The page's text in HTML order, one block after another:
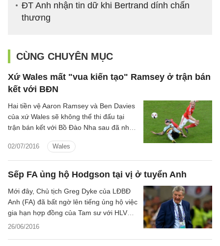
ĐT Anh nhận tin dữ khi Bertrand dính chấn
thương
CÙNG CHUYÊN MỤC
Xứ Wales mất "vua kiến tạo" Ramsey ở trận bán
kết với BĐN
02/07/2016 Wales
Hai tiền vệ Aaron Ramsey và Ben Davies
của xứ Wales sẽ không thể thi đấu tại
trận bán kết với Bồ Đào Nha sau đã nhận
Sếp FA ủng hộ Hodgson tại vị ở tuyển Anh
26/06/2016
Mới đây, Chủ tịch Greg Dyke của LĐBĐ
Anh (FA) đã bất ngờ lên tiếng ủng hộ việc
gia hạn hợp đồng của Tam sư với HLV
Roy Hodgson.